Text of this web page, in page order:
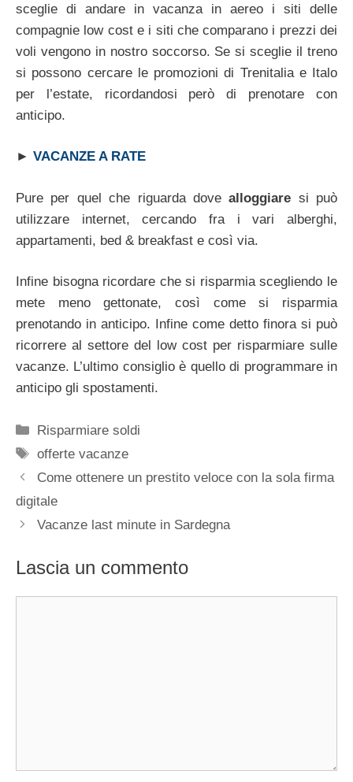
sceglie di andare in vacanza in aereo i siti delle
compagnie low cost e i siti che comparano i prezzi dei
voli vengono in nostro soccorso. Se si sceglie il treno
si possono cercare le promozioni di Trenitalia e Italo
per l’estate, ricordandosi però di prenotare con
anticipo.
► VACANZE A RATE
Pure per quel che riguarda dovealloggiare si può
utilizzare internet, cercando fra i vari alberghi,
appartamenti, bed & breakfast e così via.
Infine bisogna ricordare che si risparmia scegliendo le
mete meno gettonate, così come si risparmia
prenotando in anticipo. Infine come detto finora si può
ricorrere al settore del low cost per risparmiare sulle
vacanze. L’ultimo consiglio è quello di programmare in
anticipo gli spostamenti.
Categorie
Risparmiare soldi
Tag
offerte vacanze
Come ottenere un prestito veloce con la sola firma
digitale
Vacanze last minute in Sardegna
Lascia un commento